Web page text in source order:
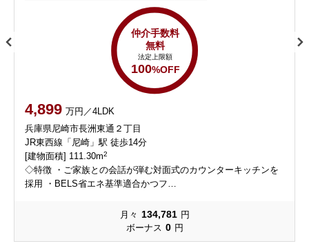
仲介手数料
無料
法定上限額
100%OFF
4,899 万円／4LDK
兵庫県尼崎市長洲東通２丁目
JR東西線「尼崎」駅 徒歩14分
[建物面積] 111.30m2
◇特徴 ・ご家族との会話が弾む対面式のカウンターキッチンを
採用 ・BELS省エネ基準適合かつフ…
月々 134,781 円
ボーナス 0 円